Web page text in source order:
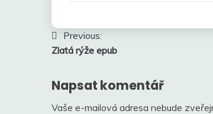
Navigace
pro
Previous:
Zlatá rýže epub
Napsat komentář
Vaše e-mailová adresa nebude